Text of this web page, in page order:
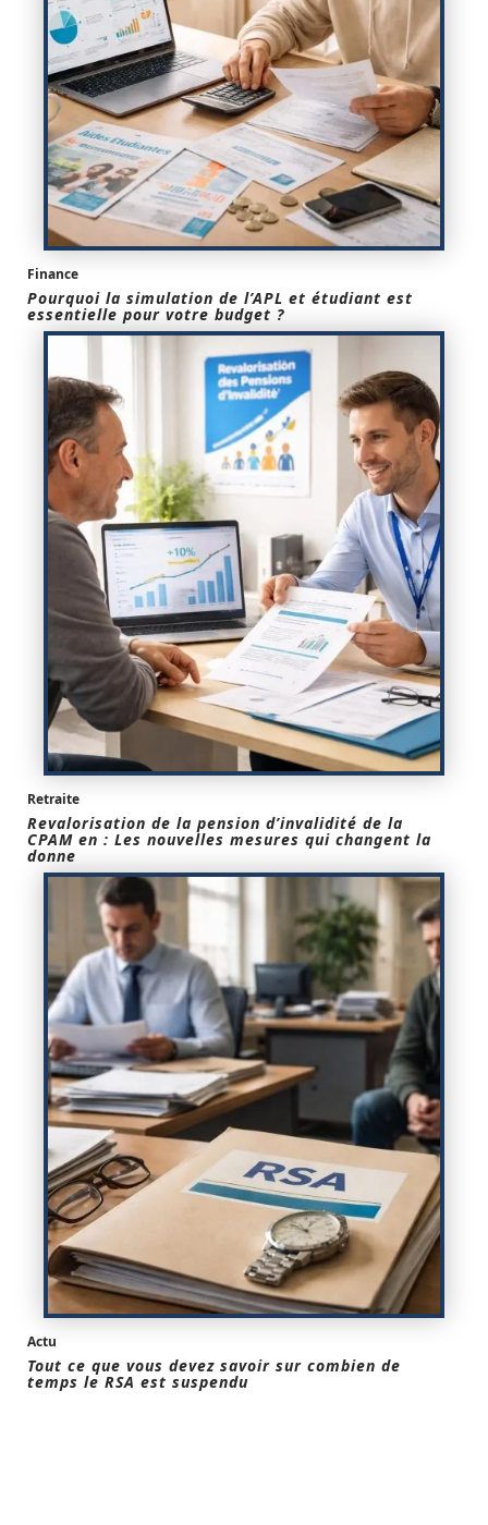
Finance
Pourquoi la simulation de l’APL et étudiant est
essentielle pour votre budget ?
Retraite
Revalorisation de la pension d’invalidité de la
CPAM en : Les nouvelles mesures qui changent la
donne
Actu
Tout ce que vous devez savoir sur combien de
temps le RSA est suspendu